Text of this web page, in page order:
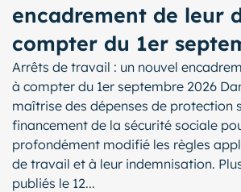
encadrement de leur
compter du 1er
Arrêts de travail : un nouvel
à compter du 1er septembre 2026
maîtrise des dépenses de protection
financement de la sécurité sociale
profondément modifié les règles
de travail et à leur indemnisation.
publiés le 12...